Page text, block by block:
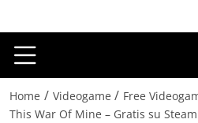
Home / Videogame / Free
This War Of Mine – Gratis su